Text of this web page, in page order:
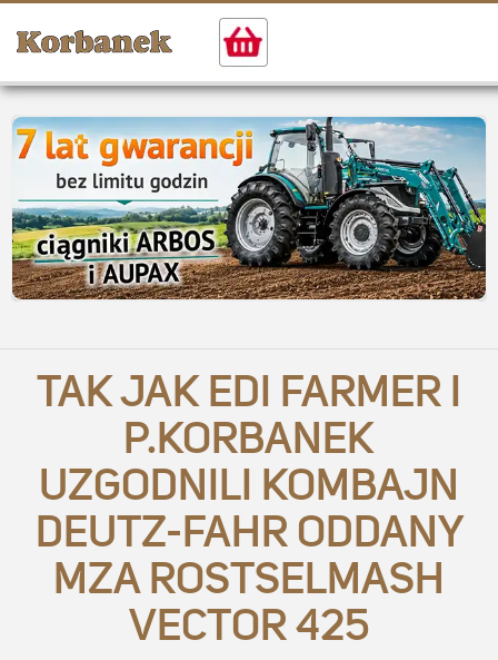
TAK JAK EDI FARMER I
P.KORBANEK
UZGODNILI KOMBAJN
DEUTZ-FAHR ODDANY
MZA ROSTSELMASH
VECTOR 425